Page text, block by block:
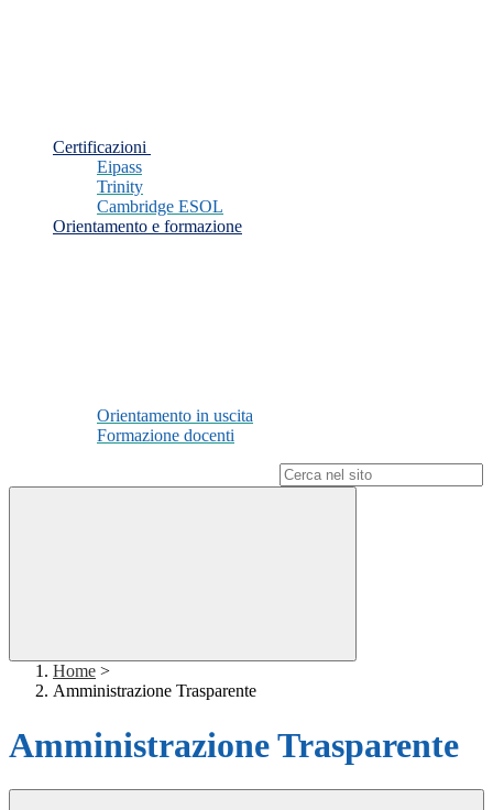
Certificazioni
Eipass
Trinity
Cambridge ESOL
Orientamento e formazione
Orientamento in uscita
Formazione docenti
Home >
Amministrazione Trasparente
Amministrazione Trasparente